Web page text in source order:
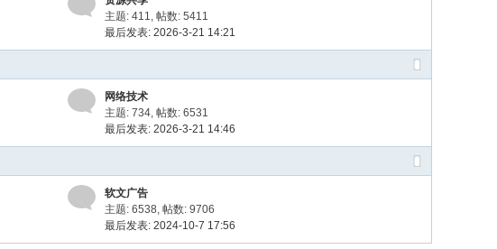
主题: 411, 帖数: 5411
最后发表: 2026-3-21 14:21
网络技术
主题: 734, 帖数: 6531
最后发表: 2026-3-21 14:46
软文广告
主题: 6538, 帖数: 9706
最后发表: 2024-10-7 17:56